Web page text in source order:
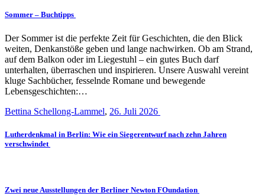
Sommer – Buchtipps
Der Sommer ist die perfekte Zeit für Geschichten, die den Blick
weiten, Denkanstöße geben und lange nachwirken. Ob am Strand,
auf dem Balkon oder im Liegestuhl – ein gutes Buch darf
unterhalten, überraschen und inspirieren. Unsere Auswahl vereint
kluge Sachbücher, fesselnde Romane und bewegende
Lebensgeschichten:…
Bettina Schellong-Lammel, 26. Juli 2026
Lutherdenkmal in Berlin: Wie ein Siegerentwurf nach zehn Jahren
verschwindet
Zwei neue Ausstellungen der Berliner Newton FOundation